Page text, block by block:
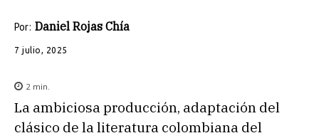
Por: Daniel Rojas Chía
7 julio, 2025
2 min.
La ambiciosa producción, adaptación del
clásico de la literatura colombiana del